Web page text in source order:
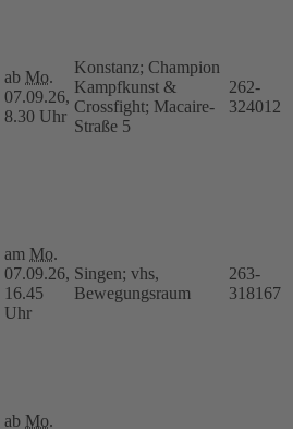
ab Mo.
07.09.26,
8.30 Uhr
Konstanz; Champion
Kampfkunst &
Crossfight; Macaire-
Straße 5
262-
324012
am Mo.
07.09.26,
16.45
Uhr
Singen; vhs,
Bewegungsraum
263-
318167
ab Mo.